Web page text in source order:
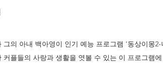
그의 아내 백아영이 인기 예능 프로그램 '동상이몽
플들의 사랑과 생활을 엿볼 수 있는 이 프로그램